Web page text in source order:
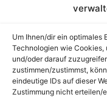
Um Ihnen/dir ein optimales
Technologien wie Cookies,
und/oder darauf
zustimmen/zustimmst,
eindeutige IDs auf dieser
Zustimmung nicht